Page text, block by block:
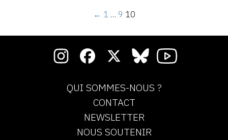
← 1 … 9 10
QUI SOMMES-NOUS ?
CONTACT
NEWSLETTER
NOUS SOUTENIR